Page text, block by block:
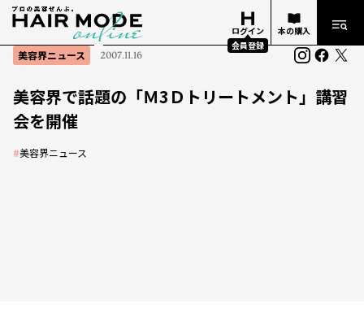
ログイン
会員登録
本の購入
美容界ニュース 2007.11.16
美容界で話題の「Ｍ3Ｄトリートメント」講習
会を開催
#美容界ニュース